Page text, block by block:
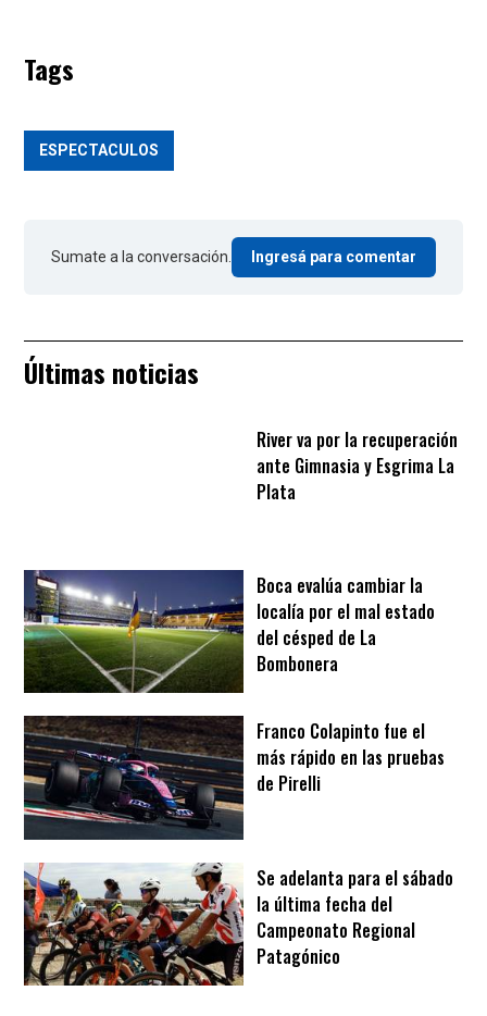
Tags
ESPECTACULOS
Sumate a la conversación. Ingresá para comentar
Últimas noticias
River va por la recuperación
ante Gimnasia y Esgrima La
Plata
Boca evalúa cambiar la
localía por el mal estado
del césped de La
Bombonera
Franco Colapinto fue el
más rápido en las pruebas
de Pirelli
Se adelanta para el sábado
la última fecha del
Campeonato Regional
Patagónico